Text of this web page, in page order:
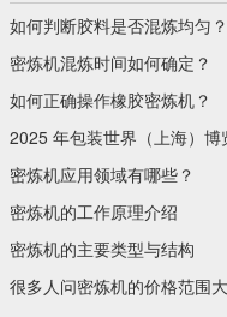
如何判断胶料是否混炼均匀？
密炼机混炼时间如何确定？
如何正确操作橡胶密炼机？
2025 年包装世界（上海）博
密炼机应用领域有哪些？
密炼机的工作原理介绍
密炼机的主要类型与结构
很多人问密炼机的价格范围